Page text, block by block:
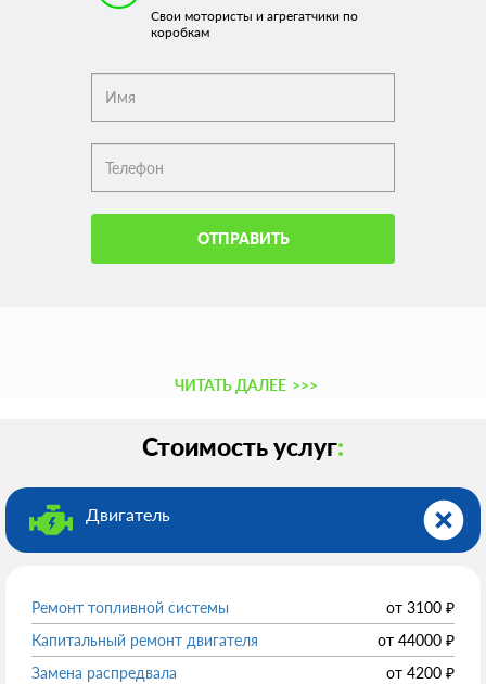
Свои мотористы и агрегатчики по
коробкам
ОТПРАВИТЬ
ЧИТАТЬ ДАЛЕЕ >>>
Стоимость услуг:
Двигатель
Ремонт топливной системы от 3100 ₽
Капитальный ремонт двигателя
от 44000 ₽
Замена распредвала
от 4200 ₽